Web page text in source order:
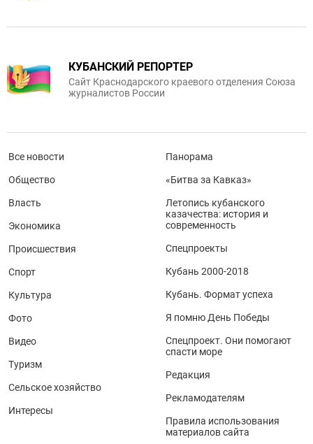
КУБАНСКИЙ РЕПОРТЕР
Сайт Краснодарского краевого отделения Союза
журналистов России
Все новости
Общество
Власть
Экономика
Происшествия
Спорт
Культура
Фото
Видео
Туризм
Сельское хозяйство
Интересы
Панорама
«Битва за Кавказ»
Летопись кубанского
казачества: история и
современность
Спецпроекты
Кубань 2000-2018
Кубань. Формат успеха
Я помню День Победы
Спецпроект. Они помогают
спасти море
Редакция
Рекламодателям
Правила использования
материалов сайта